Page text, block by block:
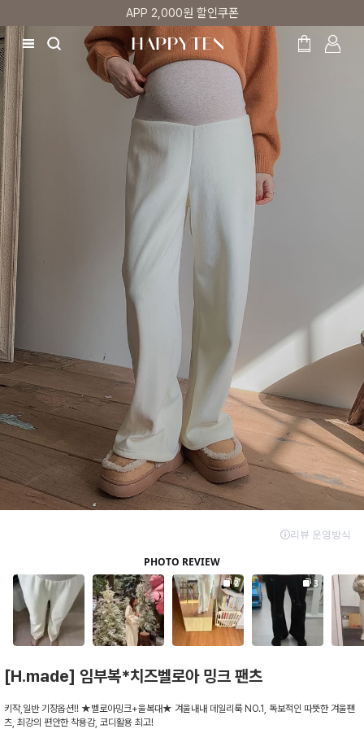
APP 2,000원 할인쿠폰
[H.made] 임부복*치즈벨로아 밍크 팬츠
키작,일반 기장옵션!! ★벨로아밍크+울복대★ 겨울내내 데일리룩 NO.1, 독보적인 따뜻한 겨울팬
츠, 최강의 편안한 착용감, 코디활용 최고!